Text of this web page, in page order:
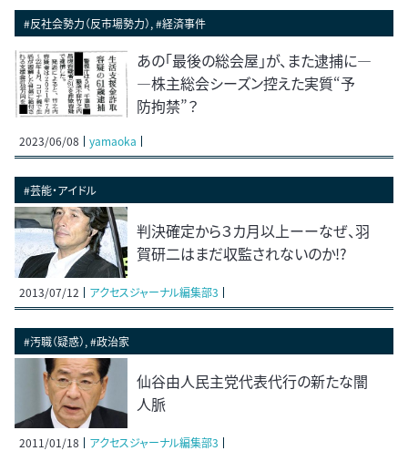
#反社会勢力（反市場勢力）, #経済事件
あの「最後の総会屋」が、また逮捕に―
―株主総会シーズン控えた実質“予
防拘禁”？
2023/06/08 yamaoka
#芸能・アイドル
判決確定から３カ月以上ーーなぜ、羽
賀研二はまだ収監されないのか!?
2013/07/12 アクセスジャーナル編集部3
#汚職（疑惑）, #政治家
仙谷由人民主党代表代行の新たな闇
人脈
2011/01/18 アクセスジャーナル編集部3